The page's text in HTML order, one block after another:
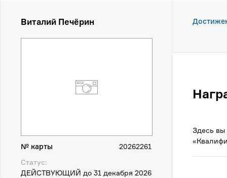
Виталий Печёрин
№ карты
20262261
Статус:
ДЕЙСТВУЮЩИЙ до 31 декабря 2026
Здесь вы